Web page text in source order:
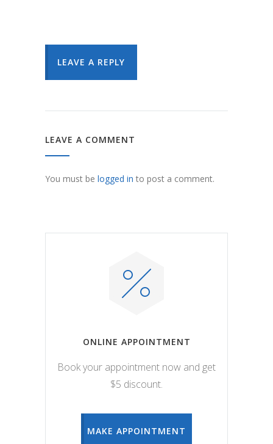
LEAVE A REPLY
LEAVE A COMMENT
You must be logged in to post a comment.
ONLINE APPOINTMENT
Book your appointment now and get
$5 discount.
MAKE APPOINTMENT